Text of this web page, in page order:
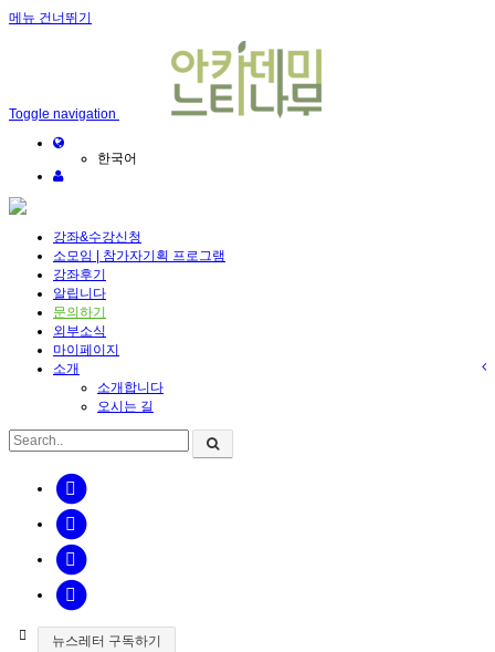
메뉴 건너뛰기
Toggle navigation
한국어
강좌&수강신청
소모임 | 참가자기획 프로그램
강좌후기
알립니다
문의하기
외부소식
마이페이지
소개
소개합니다
오시는 길
뉴스레터 구독하기